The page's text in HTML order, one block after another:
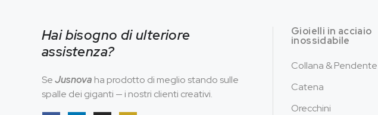
Hai bisogno di ulteriore
assistenza?
SeJusnova ha prodotto di meglio stando sulle
spalle dei giganti — i nostri clienti creativi.
Gioielli in acciaio
inossidabile
Collana & Pendente
Catena
Orecchini